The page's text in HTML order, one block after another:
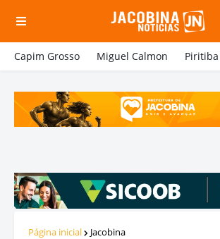
Capim Grosso Miguel Calmon Piritiba
Página inicial Jacobina